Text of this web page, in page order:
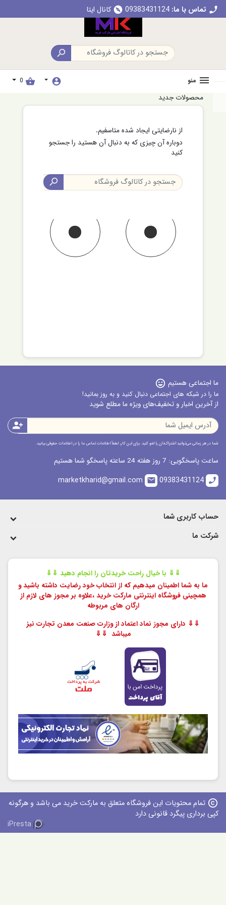
تماس با ما:09383431124
exploreکانال ایتا
منو shopping_basket
0
محصولات جدید
از نارضایتی ایجاد شده متاسفیم.
دوباره آن چیزی که به دنبال آن هستید را جستجو
اجتماعی هستیمsentiment_very_satisfied
را در شبکه های اجتماعی دنبال کنید و به روز بمانید!
آخرین اخبار و تخفیف‌های ویژه ما مطلع شوید
در هر زمانی می‌توانید اشتراک‌تان را لغو کنید. برای این کار، لطفاً اطلاعات تماس ما را در اطلاعات حقوقی بیابید.
7 روز هفته 24 ساعته پاسخگو شما هستیم
09383431124
email
marketkharid@gmail.com
کاربری شما
ما
⇓⇓ با خیال راحت خریدتان را انجام دهید ⇓⇓
ما به شما اطمینان میدهیم که از انتخاب خود رضایت داشته باشید و
همچینی فروشگاه اینترنتی مارکت خرید ،علاوه بر مجوز های لازم از
ارگان های مربوطه
⇓⇓ دارای مجوز نماد اعتماد از وزارت صنعت معدن تجارت نیز
میباشد ⇓⇓
تمام محتویات این فروشگاه متعلق به مارکت خرید می باشد و هرگونه
برداری پیگرد قانونی دارد
iPresta